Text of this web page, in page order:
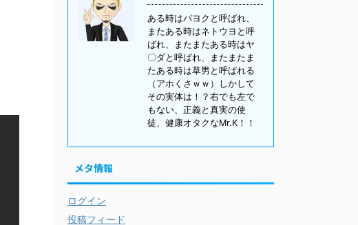
ある時はパヨクと呼ばれ、
またある時はネトウヨと呼
ばれ、またまたある時はヤ
〇ダと呼ばれ、またまたま
たある時は草男と呼ばれる
（アホくさｗｗ）しかして
その実体は！？右でも左で
もない、正義と真実の使
徒、健康オタクなMr.K！！
メタ情報
ログイン
投稿フィード